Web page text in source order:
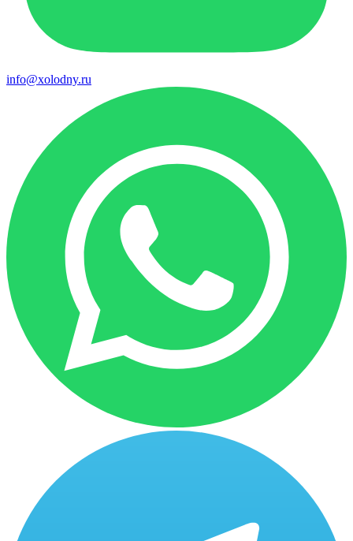
info@xolodny.ru